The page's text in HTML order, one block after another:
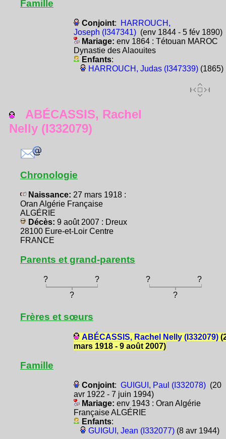
Famille
Conjoint:
HARROUCH,
Joseph (I347341)(env 1844 - 5 fév 1890)
Mariage: env 1864 : Tétouan MAROC
Dynastie des Alaouites
Enfants:
HARROUCH, Judas (I347339)(1865)
ABÉCASSIS, Rachel
Nelly (I332079)
Chronologie
Naissance: 27 mars 1918 :
Oran Algérie Française
ALGÉRIE
Décès: 9 août 2007 : Dreux
28100 Eure-et-Loir Centre
FRANCE
Parents et grand-parents
? ? ?
?
?
?
Frères et sœurs
ABÉCASSIS, Rachel Nelly (I332079)
mars 1918 - 9 août 2007)
Famille
Conjoint: GUIGUI, Paul (I332078)(20
avr 1922 - 7 juin 1994)
Mariage: env 1943 : Oran Algérie
Française ALGÉRIE
Enfants:
GUIGUI, Jean (I332077)(8 avr 1944)